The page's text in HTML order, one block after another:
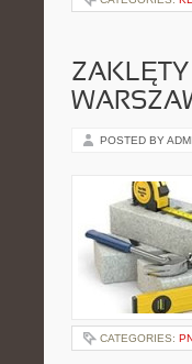
ZAKLĘTY
POSTED BY
CATEGORIES: